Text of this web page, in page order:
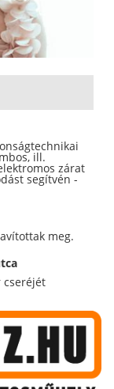
ill.
zárat
segítvén -
meg.
cseréjét